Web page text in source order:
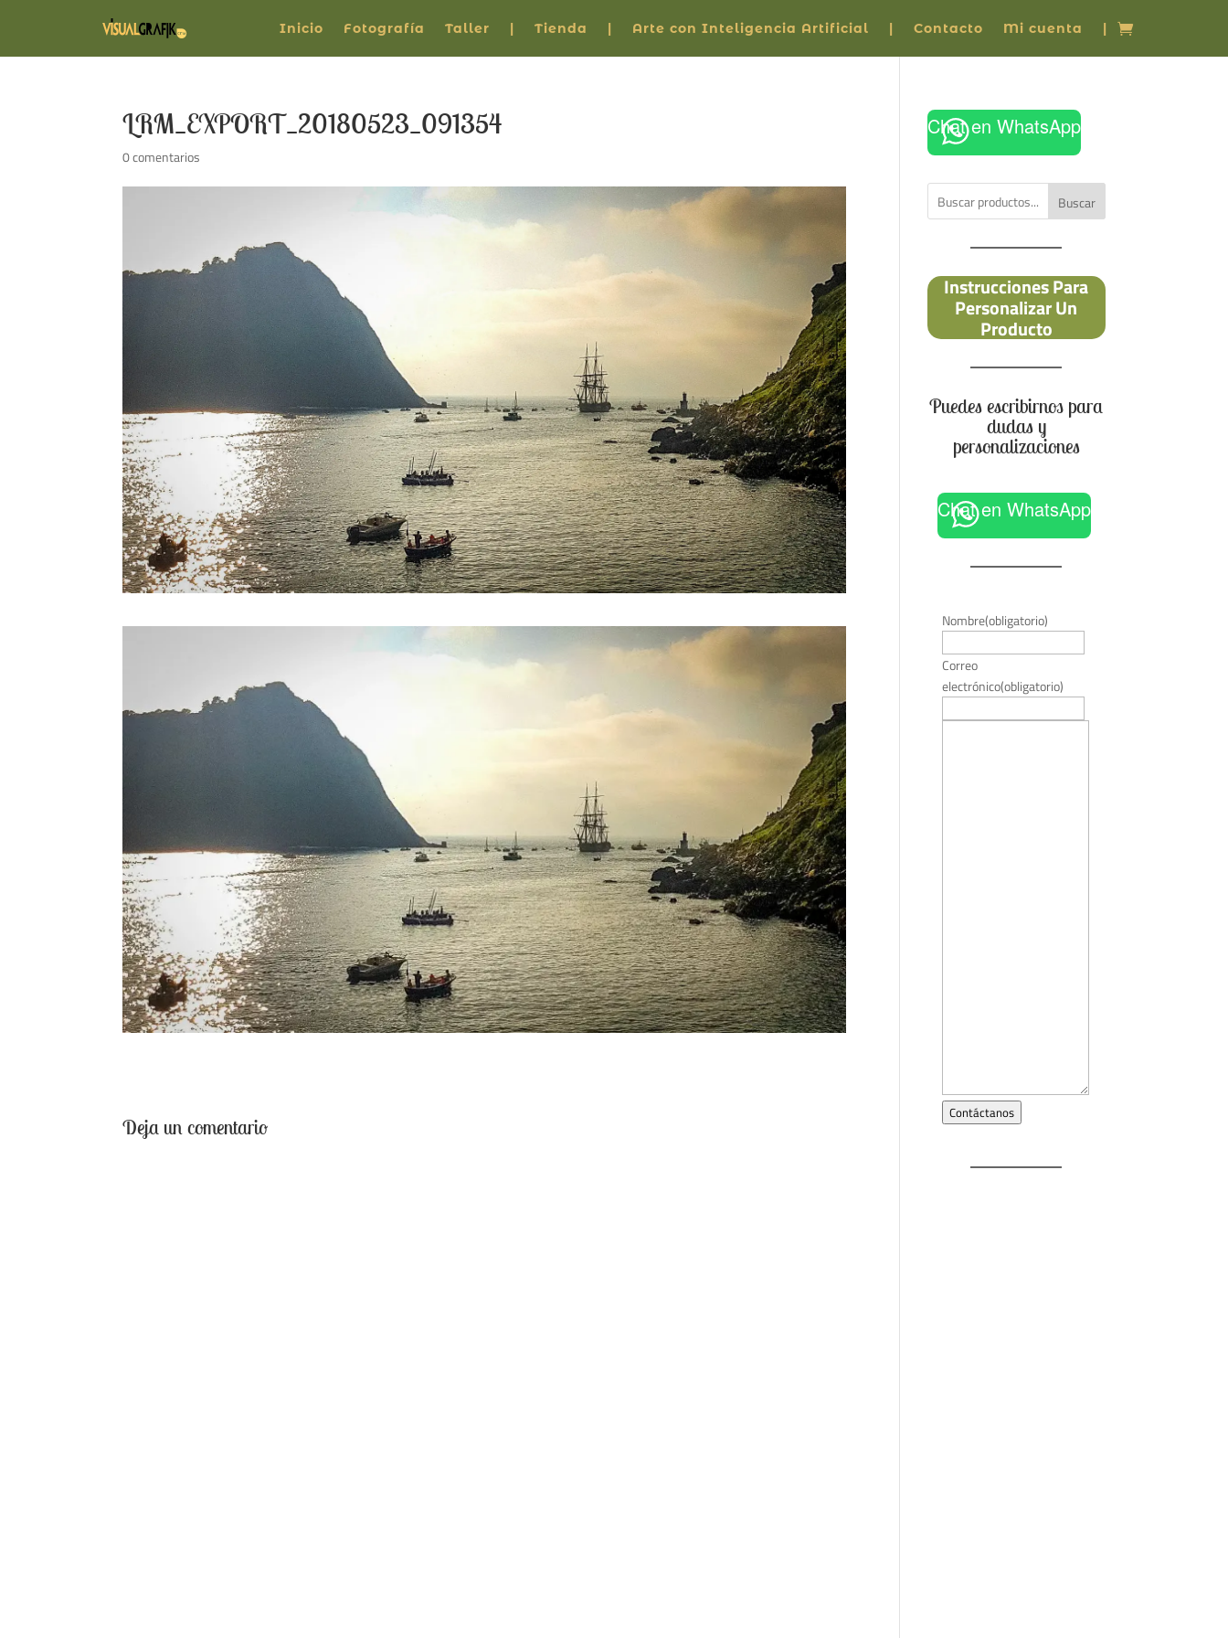
Inicio Fotografía Taller | Tienda | Arte con Inteligencia Artificial | Contacto Mi cuenta |
LRM_EXPORT_20180523_091354
0 comentarios
Deja un comentario
Chat en WhatsApp
Buscar
Instrucciones Para
Personalizar Un
Producto
Puedes escribirnos para
dudas y
personalizaciones
Chat en WhatsApp
Nombre(obligatorio)
Correo
electrónico(obligatorio)
Contáctanos